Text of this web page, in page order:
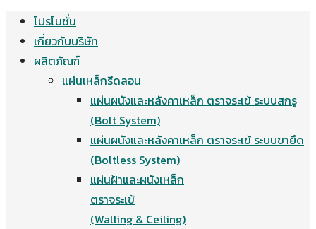
Skip
content
โปรโมชั่น
เกี่ยวกับบริษัท
ผลิตภัณฑ์
แผ่นเหล็กรีดลอน
แผ่นผนังและหลังคาเหล็ก ตราจระเข้ ระบบสกรู
(Bolt System)
แผ่นผนังและหลังคาเหล็ก ตราจระเข้ ระบบขายึด
(Boltless System)
แผ่นฝ้าและผนังเหล็ก
ตราจระเข้
(Walling & Ceiling)